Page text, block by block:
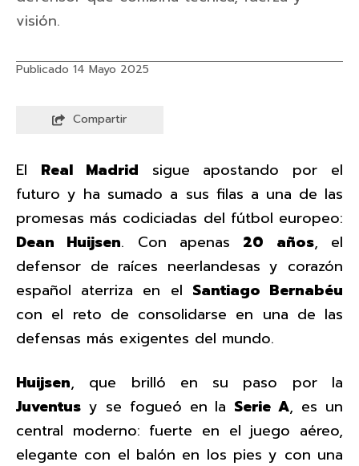
visión.
Publicado 14 Mayo 2025
Compartir
El Real Madrid sigue apostando por el
futuro y ha sumado a sus filas a una de las
promesas más codiciadas del fútbol europeo:
Dean Huijsen. Con apenas 20 años, el
defensor de raíces neerlandesas y corazón
español aterriza en el Santiago Bernabéu
con el reto de consolidarse en una de las
defensas más exigentes del mundo.
Huijsen, que brilló en su paso por la
Juventus y se fogueó en la Serie A, es un
central moderno: fuerte en el juego aéreo,
elegante con el balón en los pies y con una